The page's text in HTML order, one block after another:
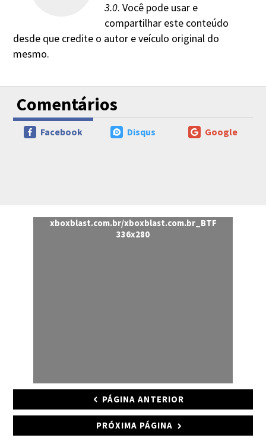
3.0. Você pode usar e
compartilhar este conteúdo
desde que credite o autor e veículo original do
mesmo.
Comentários
Google
Disqus
Facebook
xboxblast.com.br/xboxblast.com.br_BTF
336x280
PÁGINA ANTERIOR
PRÓXIMA PÁGINA